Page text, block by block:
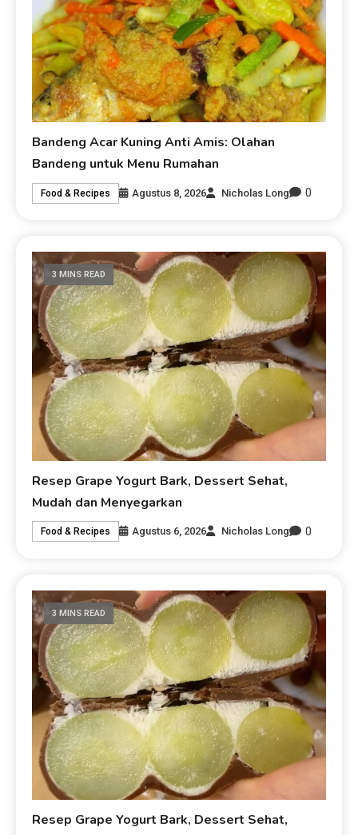
Bandeng Acar Kuning Anti Amis: Olahan
Bandeng untuk Menu Rumahan
Food & Recipes Agustus 8, 2026 Nicholas Long 0
3 MINS READ
Resep Grape Yogurt Bark, Dessert Sehat,
Mudah dan Menyegarkan
Food & Recipes Agustus 6, 2026 Nicholas Long 0
3 MINS READ
Resep Grape Yogurt Bark, Dessert Sehat,